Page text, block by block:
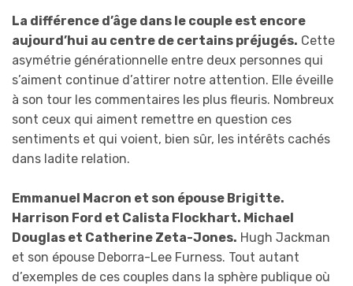
La différence d’âge dans le couple est encore
aujourd’hui au centre de certains préjugés. Cette
asymétrie générationnelle entre deux personnes qui
s’aiment continue d’attirer notre attention. Elle éveille
à son tour les commentaires les plus fleuris. Nombreux
sont ceux qui aiment remettre en question ces
sentiments et qui voient, bien sûr, les intérêts cachés
dans ladite relation.
Emmanuel Macron et son épouse Brigitte.
Harrison Ford et Calista Flockhart. Michael
Douglas et Catherine Zeta-Jones. Hugh Jackman
et son épouse Deborra-Lee Furness. Tout autant
d’exemples de ces couples dans la sphère publique où